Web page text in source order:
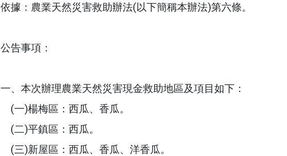
依據：農業天然災害救助辦法(以下簡稱本辦法)第六條。
公告事項：
一、本次辦理農業天然災害現金救助地區及項目如下：
(一)楊梅區：西瓜、香瓜。
(二)平鎮區：西瓜。
(三)新屋區：西瓜、香瓜、洋香瓜。